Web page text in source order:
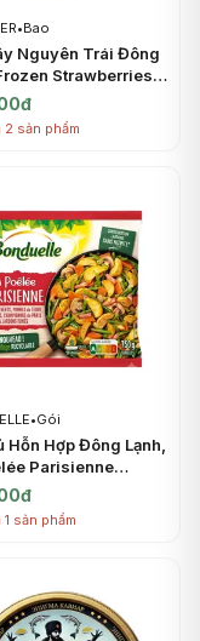
•Bao
Nguyên Trái Đông
Strawberries
lbs (1kg) -
sản phẩm
•Gói
Hỗn Hợp Đông Lạnh,
Parisienne
BONDUELLE
sản phẩm